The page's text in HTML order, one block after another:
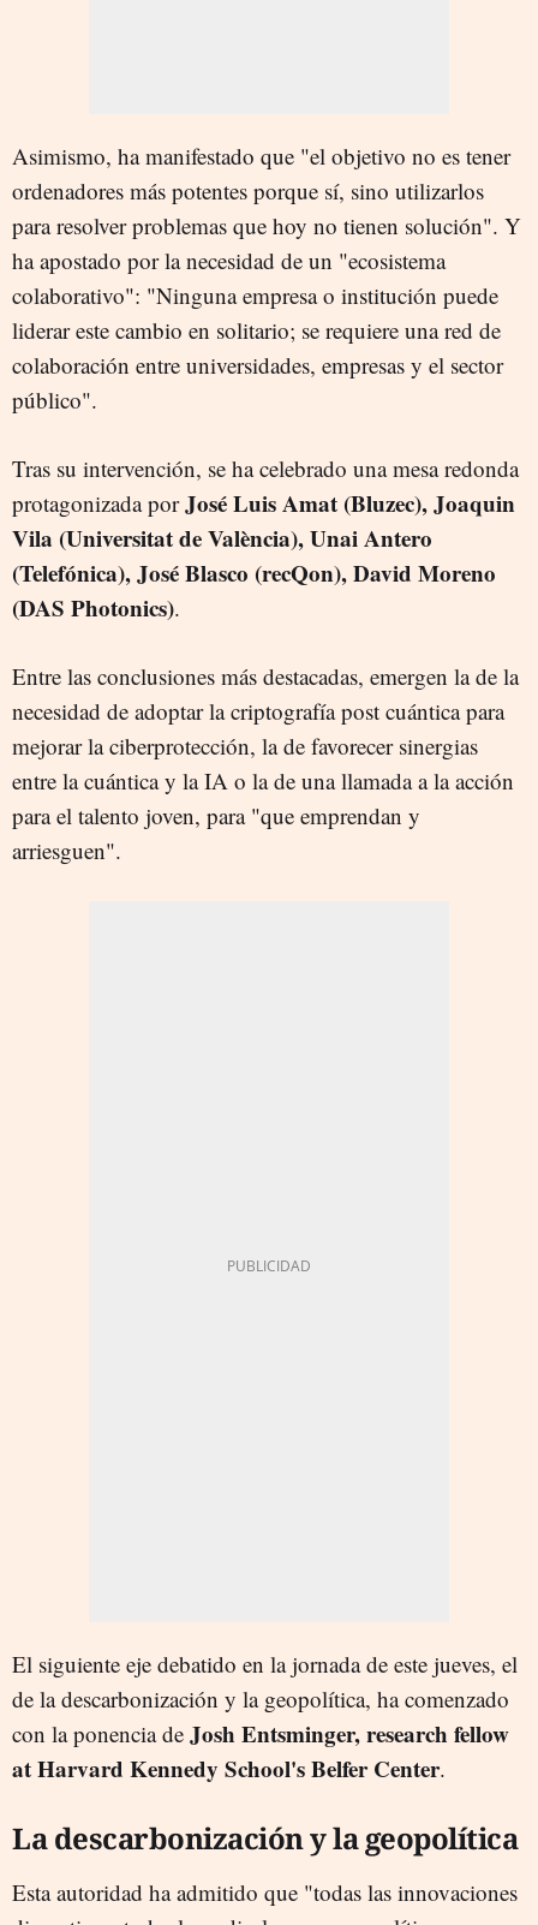
Asimismo, ha manifestado que "el objetivo no es tener
ordenadores más potentes porque sí, sino utilizarlos
para resolver problemas que hoy no tienen solución". Y
ha apostado por la necesidad de un "ecosistema
colaborativo": "Ninguna empresa o institución puede
liderar este cambio en solitario; se requiere una red de
colaboración entre universidades, empresas y el sector
público".
Tras su intervención, se ha celebrado una mesa redonda
protagonizada porJosé Luis Amat (Bluzec), Joaquin
Vila (Universitat de València), Unai Antero
(Telefónica), José Blasco (recQon), David Moreno
(DAS Photonics).
Entre las conclusiones más destacadas, emergen la de la
necesidad de adoptar la criptografía post cuántica para
mejorar la ciberprotección, la de favorecer sinergias
entre la cuántica y la IA o la de una llamada a la acción
para el talento joven, para "que emprendan y
arriesguen".
El siguiente eje debatido en la jornada de este jueves, el
de la descarbonización y la geopolítica, ha comenzado
con la ponencia de Josh Entsminger, research fellow
at Harvard Kennedy School's Belfer Center.
La descarbonización y la geopolítica
Esta autoridad ha admitido que "todas las innovaciones